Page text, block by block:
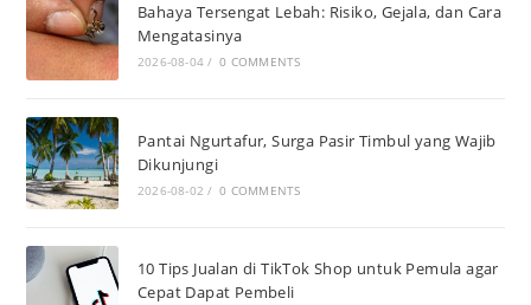
Bahaya Tersengat Lebah: Risiko, Gejala, dan Cara
Mengatasinya
2026-08-04 / 0 COMMENTS
Pantai Ngurtafur, Surga Pasir Timbul yang Wajib
Dikunjungi
2026-08-02 / 0 COMMENTS
10 Tips Jualan di TikTok Shop untuk Pemula agar
Cepat Dapat Pembeli